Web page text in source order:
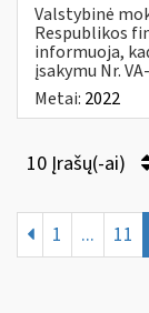
Valstybinė
Respublikos
informuoja,
įsakymu Nr.
Metai: 2022
10 Įrašų(-ai)
1 ... 11